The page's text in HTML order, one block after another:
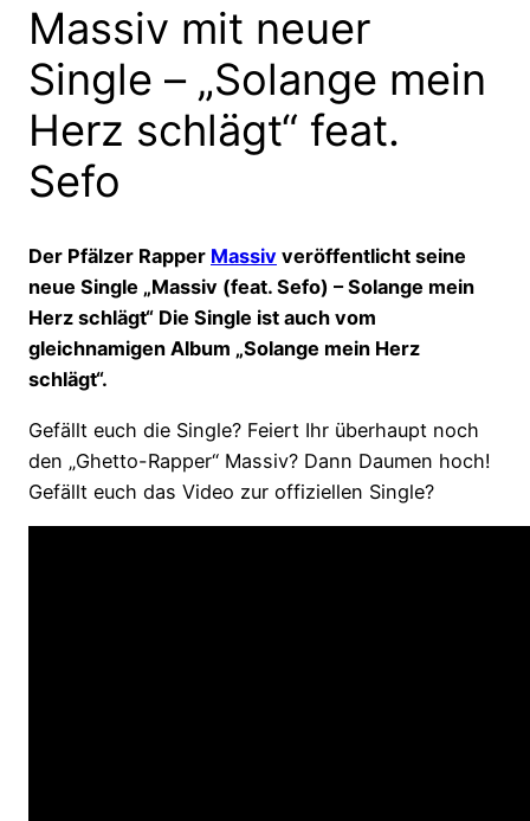
Massiv mit neuer
Single – „Solange mein
Herz schlägt“ feat.
Sefo
Der Pfälzer Rapper Massiv veröffentlicht seine
neue Single „Massiv (feat. Sefo) – Solange mein
Herz schlägt“ Die Single ist auch vom
gleichnamigen Album „Solange mein Herz
schlägt“.
Gefällt euch die Single? Feiert Ihr überhaupt noch
den „Ghetto-Rapper“ Massiv? Dann Daumen hoch!
Gefällt euch das Video zur offiziellen Single?